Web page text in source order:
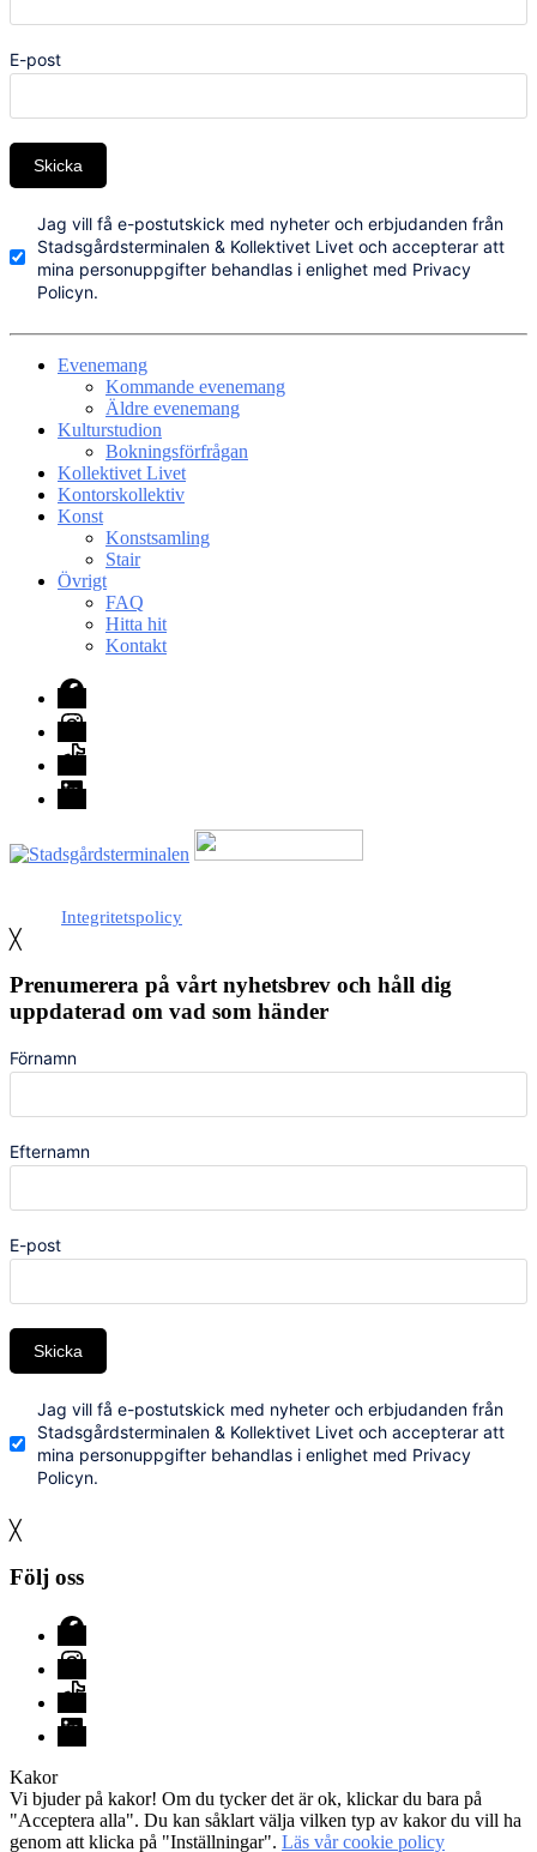
E-post
Skicka
Jag vill få e-postutskick med nyheter och erbjudanden från
Stadsgårdsterminalen & Kollektivet Livet och accepterar att
mina personuppgifter behandlas i enlighet med Privacy
Policyn.
Evenemang
Kommande evenemang
Äldre evenemang
Kulturstudion
Bokningsförfrågan
Kollektivet Livet
Kontorskollektiv
Konst
Konstsamling
Stair
Övrigt
FAQ
Hitta hit
Kontakt
Facebook
Instagram
TikTok
LinkedIn
Integritetspolicy
╳
Prenumerera på vårt nyhetsbrev och håll dig
uppdaterad om vad som händer
Förnamn
Efternamn
E-post
Skicka
Jag vill få e-postutskick med nyheter och erbjudanden från
Stadsgårdsterminalen & Kollektivet Livet och accepterar att
mina personuppgifter behandlas i enlighet med Privacy
Policyn.
╳
Följ oss
Facebook
Instagram
TikTok
LinkedIn
Kakor
Vi bjuder på kakor! Om du tycker det är ok, klickar du bara på
"Acceptera alla". Du kan såklart välja vilken typ av kakor du vill ha
genom att klicka på "Inställningar". Läs vår cookie policy